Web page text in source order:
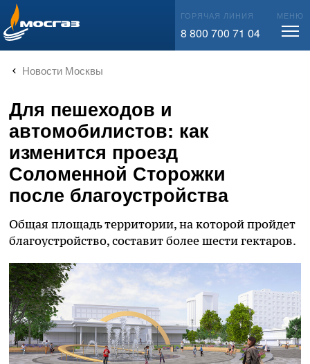
info@mos-gaz.ru ГОРЯЧАЯ ЛИНИЯ
8 800 700 71 04
МЕНЮ
Новости Москвы
Для пешеходов и
автомобилистов: как
изменится проезд
Соломенной Сторожки
после благоустройства
Общая площадь территории, на которой пройдет
благоустройство, составит более шести гектаров.